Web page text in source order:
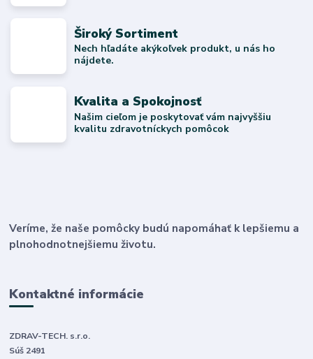
Široký Sortiment
Nech hľadáte akýkoľvek produkt, u nás ho
nájdete.
Kvalita a Spokojnosť
Našim cieľom je poskytovať vám najvyššiu
kvalitu zdravotníckych pomôcok
Veríme, že naše pomôcky budú napomáhať k lepšiemu a
plnohodnotnejšiemu životu.
Kontaktné informácie
ZDRAV-TECH. s.r.o.
Súš 2491